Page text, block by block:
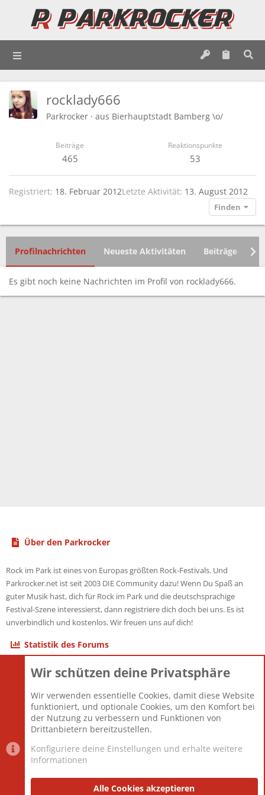
rocklady666
Parkrocker · aus Bierhauptstadt Bamberg \o/
Beiträge
465
Reaktionspunkte
53
Registriert 18. Februar 2012Letzte Aktivität 13. August 2012
Finden
Profilnachrichten Neueste Aktivitäten Beiträge
Es gibt noch keine Nachrichten im Profil von rocklady666.
Über den Parkrocker
Rock im Park ist eines von Europas größten Rock-Festivals. Und
Parkrocker.net ist seit 2003 DIE Community dazu! Wenn Du Spaß an
guter Musik hast, dich für Rock im Park und die deutschsprachige
Festival-Szene interessierst, dann registriere dich doch bei uns. Es ist
unverbindlich und kostenlos. Wir freuen uns auf dich!
Statistik des Forums
Themen
Mitglieder
12.427
Neuestes Mitglied
Berlin
Datenschutzerklärung Impressum
Wir schützen deine Privatsphäre
Wir verwenden essentielle Cookies, damit diese Website
funktioniert, und optionale Cookies, um den Komfort bei
der Nutzung zu verbessern und Funktionen von
Drittanbietern bereitzustellen.
Konfiguriere deine Einstellungen und erhalte weitere
Informationen
Alle Cookies akzeptieren